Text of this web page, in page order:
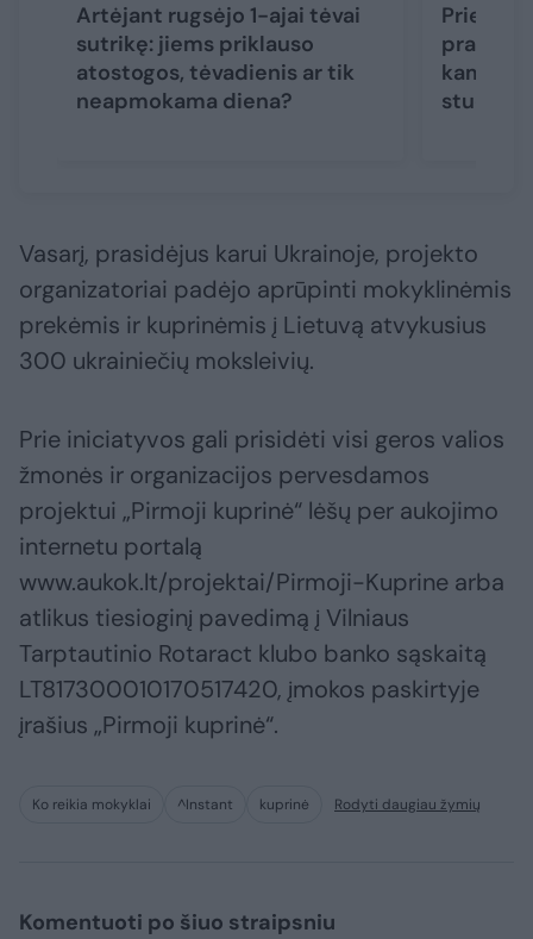
Artėjant rugsėjo 1-ajai tėvai
sutrikę: jiems priklauso
atostogos, tėvadienis ar tik
neapmokama diena?
Prieš
pradžią
kam
Vasarį, prasidėjus karui Ukrainoje, projekto
organizatoriai padėjo aprūpinti mokyklinėmis
prekėmis ir kuprinėmis į Lietuvą atvykusius
300 ukrainiečių moksleivių.
Prie iniciatyvos gali prisidėti visi geros valios
žmonės ir organizacijos pervesdamos
projektui „Pirmoji kuprinė“ lėšų per aukojimo
internetu portalą
www.aukok.lt/projektai/Pirmoji-Kuprine arba
atlikus tiesioginį pavedimą į Vilniaus
Tarptautinio Rotaract klubo banko sąskaitą
LT817300010170517420, įmokos paskirtyje
įrašius „Pirmoji kuprinė“.
Ko reikia mokyklai ^Instant kuprinė Rodyti daugiau žymių
Komentuoti po šiuo straipsniu